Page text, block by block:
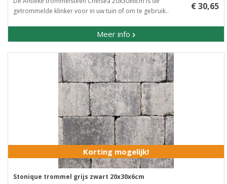
getrommelde klinker voor in uw tuin of om te gebruik..
Meer info
€ 30,65
Korting mogelijk!
Stonique trommel grijs zwart 20x30x6cm